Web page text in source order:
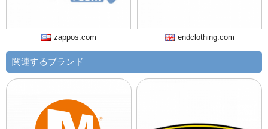
zappos.com endclothing.com
関連するブランド